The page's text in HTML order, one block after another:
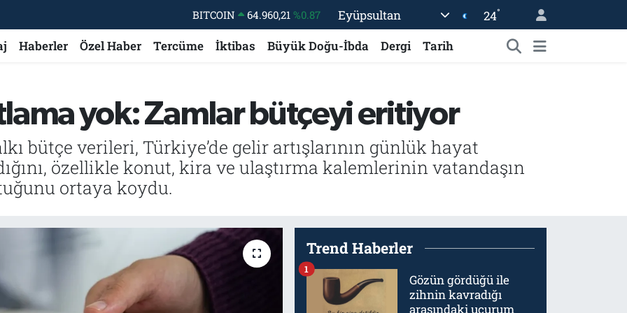
DOLAR 47,7436 %0.18
EURO
55,2510
%0.32
BİST100
13.779 %-14
BITCOIN
64.960,21 %0.87
Eyüpsultan 24°
Haberler Özel Haber Tercüme İktibas Büyük Doğu-İbda Dergi Tarih
yok: Zamlar bütçeyi eritiyor
bütçe verileri, Türkiye’de gelir artışlarının günlük hayat
özellikle konut, kira ve ulaştırma kalemlerinin vatandaşın
ortaya koydu.
Trend Haberler
Gözün gördüğü ile
zihnin kavradığı
arasındaki uçurum
1